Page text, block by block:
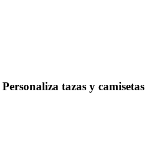
Personaliza tazas y camisetas